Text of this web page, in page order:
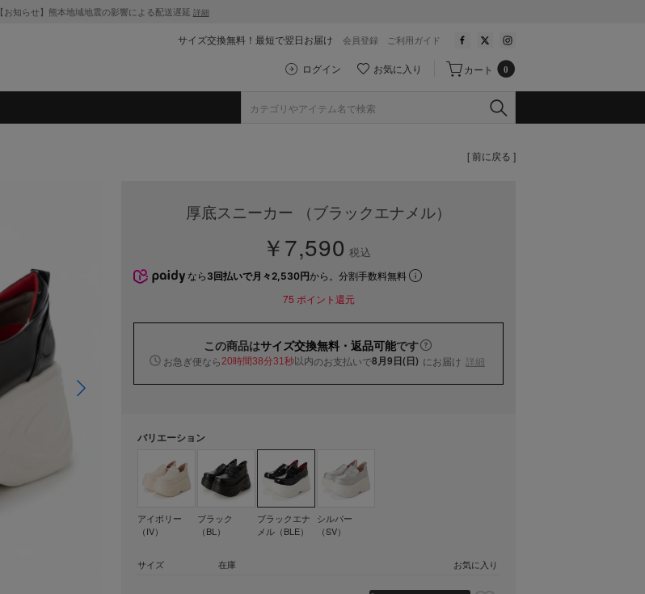
【お知らせ】熊本地域地震の影響による配送遅延 詳細
サイズ交換無料！最短で翌日お届け 会員登録 ご利用ガイド
ログイン お気に入り カート 0
[ 前に戻る ]
厚底スニーカー （ブラックエナメル）
￥7,590 税込
なら 3回払いで月々2,530円から。分割手数料無料
75 ポイント還元
この商品はサイズ交換無料・返品可能です
お急ぎ便なら 20時間38分30秒以内のお支払いで8月9日(日) にお届け 詳細
バリエーション
アイボリー
（IV）
ブラック
（BL）
ブラックエナ
メル（BLE）
シルバー
（SV）
サイズ 在庫 お気に入り